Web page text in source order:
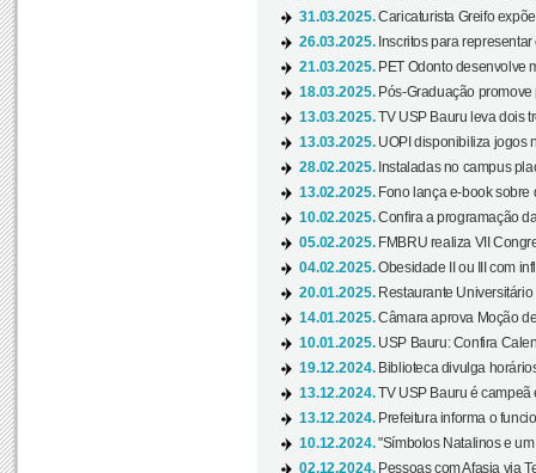
31.03.2025.Caricaturista Greifo
26.03.2025. Inscritos para
21.03.2025. PET Odonto desenvolve
18.03.2025. Pós-Graduação
13.03.2025.TV USP Bauru leva dois
13.03.2025. UOPI disponibiliza jogos
28.02.2025. Instaladas no campus
13.02.2025. Fono lança e-book sobre
10.02.2025.Confira a programação
05.02.2025. FMBRU realiza VII
04.02.2025.Obesidade II ou III com
20.01.2025. Restaurante
14.01.2025.Câmara aprova Moção
10.01.2025. USP Bauru: Confira
19.12.2024. Biblioteca divulga
13.12.2024.TV USP Bauru é campeã
13.12.2024. Prefeitura informa o
10.12.2024."Símbolos Natalinos e
02.12.2024. Pessoas com Afasia via